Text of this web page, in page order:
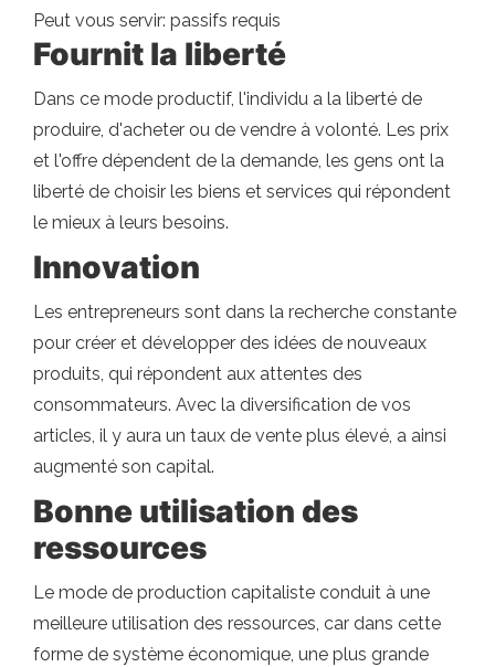
Peut vous servir: passifs requis
Fournit la liberté
Dans ce mode productif, l'individu a la liberté de
produire, d'acheter ou de vendre à volonté. Les prix
et l'offre dépendent de la demande, les gens ont la
liberté de choisir les biens et services qui répondent
le mieux à leurs besoins.
Innovation
Les entrepreneurs sont dans la recherche constante
pour créer et développer des idées de nouveaux
produits, qui répondent aux attentes des
consommateurs. Avec la diversification de vos
articles, il y aura un taux de vente plus élevé, a ainsi
augmenté son capital.
Bonne utilisation des
ressources
Le mode de production capitaliste conduit à une
meilleure utilisation des ressources, car dans cette
forme de système économique, une plus grande